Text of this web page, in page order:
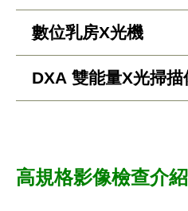
永越引進二台新型磁振
徑、超大掃描範圍，可
篩檢的精密利器。另配
●獨家硬體降噪技術：
永越引進超世代新型 –
量和低顯影劑，提供非
本中心使用富士能
數位乳房X光機
DXA 雙能量X光掃描
高規格影像檢查介紹